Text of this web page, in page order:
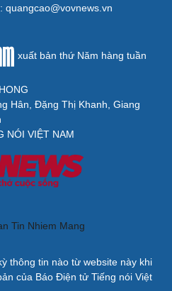
quangcao@vovnews.vn
xuất bản thứ Năm hàng tuần
Hân, Đặng Thị Khanh, Giang
NÓI VIỆT NAM
thông tin nào từ website này khi
của Báo Điện tử Tiếng nói Việt